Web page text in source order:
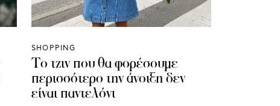
SHOPPING
Το τζιν που θα φορέσουμε
περισσότερο την άνοιξη δεν
είναι παντελόνι